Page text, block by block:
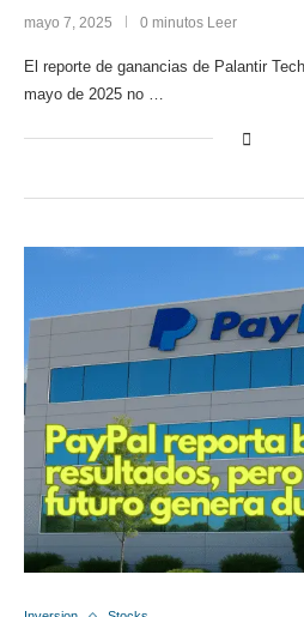
mayo 7, 2025 0 minutos Leer
El reporte de ganancias de Palantir
mayo de 2025 no …